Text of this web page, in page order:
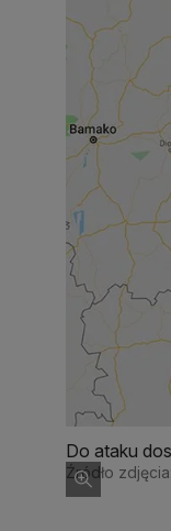
Do ataku
Źródło